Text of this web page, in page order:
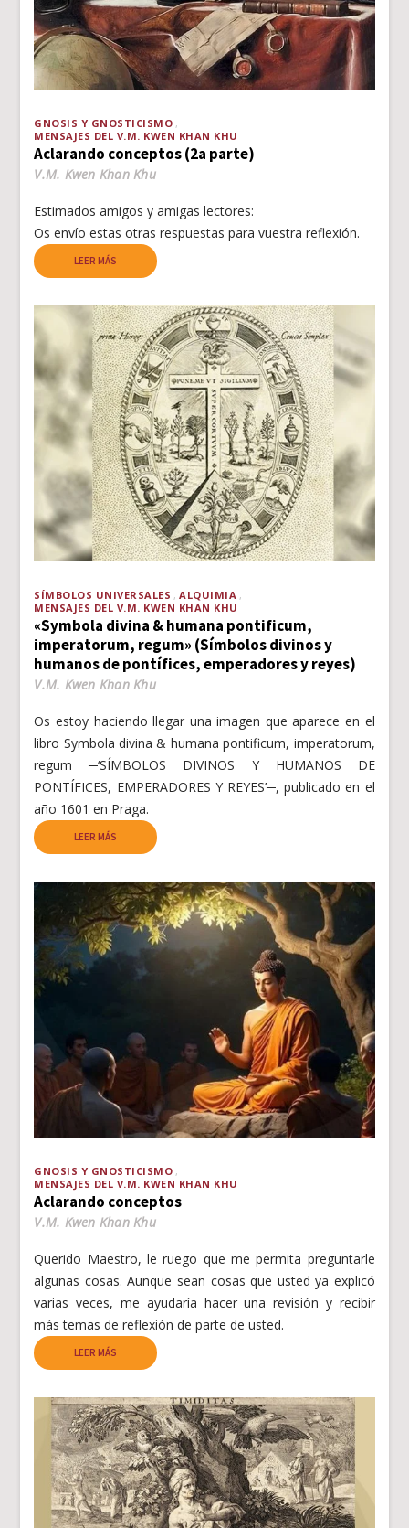
GNOSIS Y GNOSTICISMO
MENSAJES DEL V.M. KWEN KHAN KHU
Aclarando conceptos (2a parte)
V.M. Kwen Khan Khu
Estimados amigos y amigas lectores:
Os envío estas otras respuestas para vuestra reflexión.
LEER MÁS
SÍMBOLOS UNIVERSALES
ALQUIMIA
MENSAJES DEL V.M. KWEN KHAN KHU
«Symbola divina & humana pontificum,
imperatorum, regum» (Símbolos divinos y
humanos de pontífices, emperadores y reyes)
V.M. Kwen Khan Khu
Os estoy haciendo llegar una imagen que aparece en el
libro Symbola divina & humana pontificum, imperatorum,
regum ─‘SÍMBOLOS DIVINOS Y HUMANOS DE
PONTÍFICES, EMPERADORES Y REYES’─, publicado en el
año 1601 en Praga.
LEER MÁS
GNOSIS Y GNOSTICISMO
MENSAJES DEL V.M. KWEN KHAN KHU
Aclarando conceptos
V.M. Kwen Khan Khu
Querido Maestro, le ruego que me permita preguntarle
algunas cosas. Aunque sean cosas que usted ya explicó
varias veces, me ayudaría hacer una revisión y recibir
más temas de reflexión de parte de usted.
LEER MÁS